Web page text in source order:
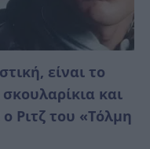
είναι το
και
Ριτζ του «Τόλμη